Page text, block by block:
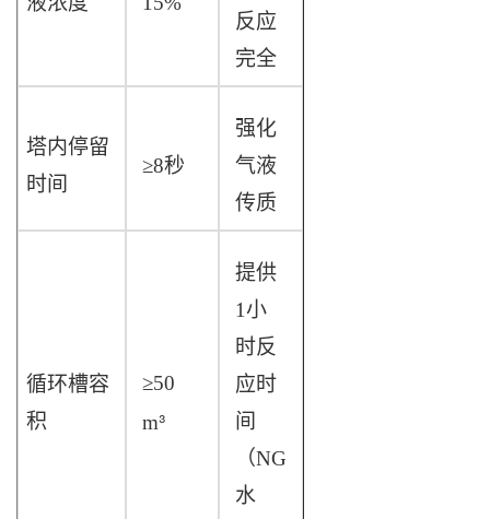
反应
完全
塔内停留
时间
≥8秒
强化
气液
传质
循环槽容
积
≥50
m³
提供
1小
时反
应时
间
（NG
水